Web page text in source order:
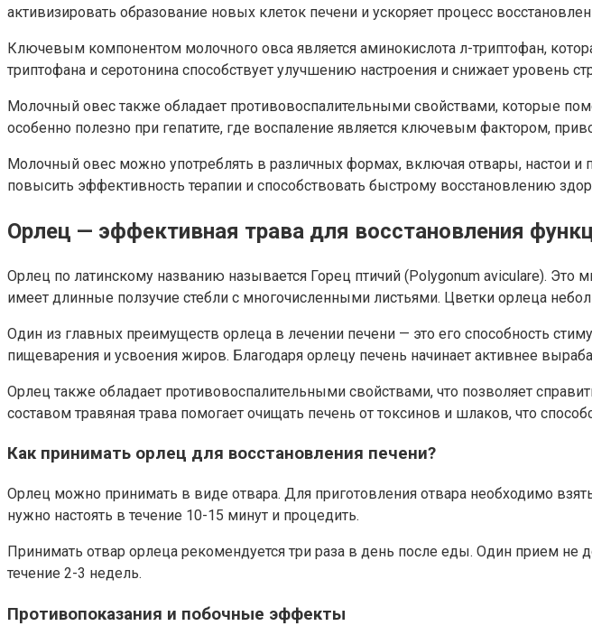
активизировать образование новых клеток печени и ускоряет процесс
Ключевым компонентом молочного овса является аминокислота л-триптофан,
триптофана и серотонина способствует улучшению настроения и снижает уровень
Молочный овес также обладает противовоспалительными свойствами, которые
особенно полезно при гепатите, где воспаление является ключевым фактором,
Молочный овес можно употреблять в различных формах, включая отвары, настои и
повысить эффективность терапии и способствовать быстрому восстановлению
Орлец — эффективная трава для восстановления
Орлец по латинскому названию называется Горец птичий (Polygonum aviculare). Это
имеет длинные ползучие стебли с многочисленными листьями. Цветки орлеца
Один из главных преимуществ орлеца в лечении печени — это его способность
пищеварения и усвоения жиров. Благодаря орлецу печень начинает активнее
Орлец также обладает противовоспалительными свойствами, что позволяет
составом травяная трава помогает очищать печень от токсинов и шлаков, что
Как принимать орлец для восстановления печени?
Орлец можно принимать в виде отвара. Для приготовления отвара необходимо
нужно настоять в течение 10-15 минут и процедить.
Принимать отвар орлеца рекомендуется три раза в день после еды. Один прием
течение 2-3 недель.
Противопоказания и побочные эффекты